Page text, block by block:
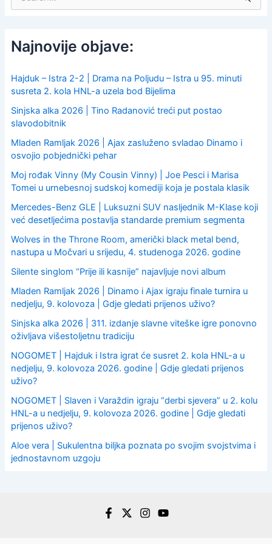
c
h
o
r
Najnovije objave:
Hajduk – Istra 2-2 | Drama na Poljudu – Istra u 95. minuti
susreta 2. kola HNL-a uzela bod Bijelima
Sinjska alka 2026 | Tino Radanović treći put postao
slavodobitnik
Mladen Ramljak 2026 | Ajax zasluženo svladao Dinamo i
osvojio pobjednički pehar
Moj rođak Vinny (My Cousin Vinny) | Joe Pesci i Marisa
Tomei u urnebesnoj sudskoj komediji koja je postala klasik
Mercedes-Benz GLE | Luksuzni SUV nasljednik M-Klase koji
već desetljećima postavlja standarde premium segmenta
Wolves in the Throne Room, američki black metal bend,
nastupa u Močvari u srijedu, 4. studenoga 2026. godine
Silente singlom “Prije ili kasnije” najavljuje novi album
Mladen Ramljak 2026 | Dinamo i Ajax igraju finale turnira u
nedjelju, 9. kolovoza | Gdje gledati prijenos uživo?
Sinjska alka 2026 | 311. izdanje slavne viteške igre ponovno
oživljava višestoljetnu tradiciju
NOGOMET | Hajduk i Istra igrat će susret 2. kola HNL-a u
nedjelju, 9. kolovoza 2026. godine | Gdje gledati prijenos
uživo?
NOGOMET | Slaven i Varaždin igraju “derbi sjevera” u 2. kolu
HNL-a u nedjelju, 9. kolovoza 2026. godine | Gdje gledati
prijenos uživo?
Aloe vera | Sukulentna biljka poznata po svojim svojstvima i
jednostavnom uzgoju